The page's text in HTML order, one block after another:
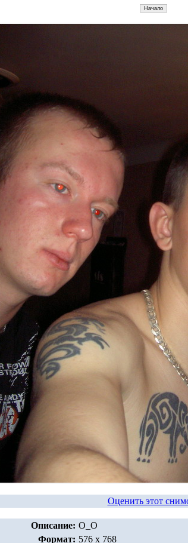
Оценить этот
Описание: O_O
Формат: 576 x 768